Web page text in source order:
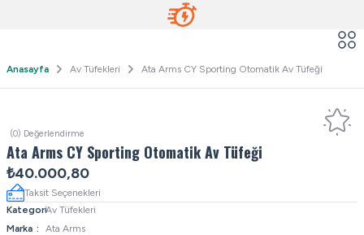
Anasayfa Av Tüfekleri Ata Arms CY Sporting Otomatik Av Tüfeği
(0) Değerlendirme
Ata Arms CY Sporting Otomatik Av Tüfeği
₺40.000,80
Taksit Seçenekleri
KategoriAv Tüfekleri
Marka
Ata Arms